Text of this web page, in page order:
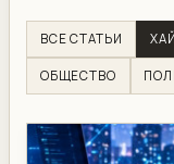
ВСЕ СТАТЬИ
ОБЩЕСТВО